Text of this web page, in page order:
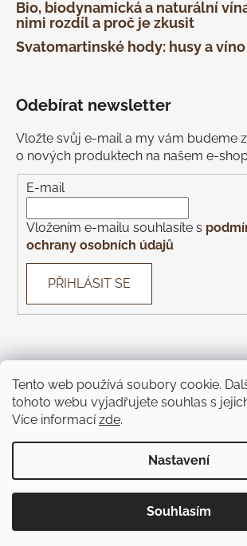
Tento web používá soubory cookie.
tohoto webu vyjadřujete souhlas s
Více informacízde.
Nastavení
Souhlasím
Bio, biodynamická a naturální
nimi rozdíl a proč je zkusit
Svatomartinské hody: husy a víno
Odebírat newsletter
Vložte svůj e-mail a my vám budeme
o nových produktech na našem e-
E-mail
Vložením e-mailu souhlasíte s
ochrany osobních údajů
PŘIHLÁSIT SE
Con Gusto Con Gusto Catering
Monte Bú Pivnice U Čápa
Vytvořil Shoptet
Pijeme víno. Všechna
Upravit nastavení